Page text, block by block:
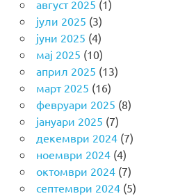
август 2025 (1)
јули 2025 (3)
јуни 2025 (4)
мај 2025 (10)
април 2025 (13)
март 2025 (16)
февруари 2025 (8)
јануари 2025 (7)
декември 2024(7)
ноември 2024(4)
октомври 2024(7)
септември 2024(5)